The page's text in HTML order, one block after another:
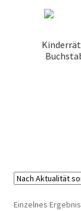
Impressum
Mein Konto
Shop
Einzelnes